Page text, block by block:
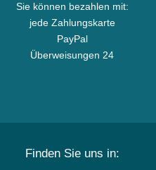
Sie können bezahlen mit:
jede Zahlungskarte
PayPal
Überweisungen 24
Finden Sie uns in: